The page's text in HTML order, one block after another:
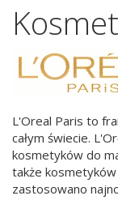
L'Oreal Paris to
całym świecie.
kosmetyków do
także kosmetyków
zastosowano